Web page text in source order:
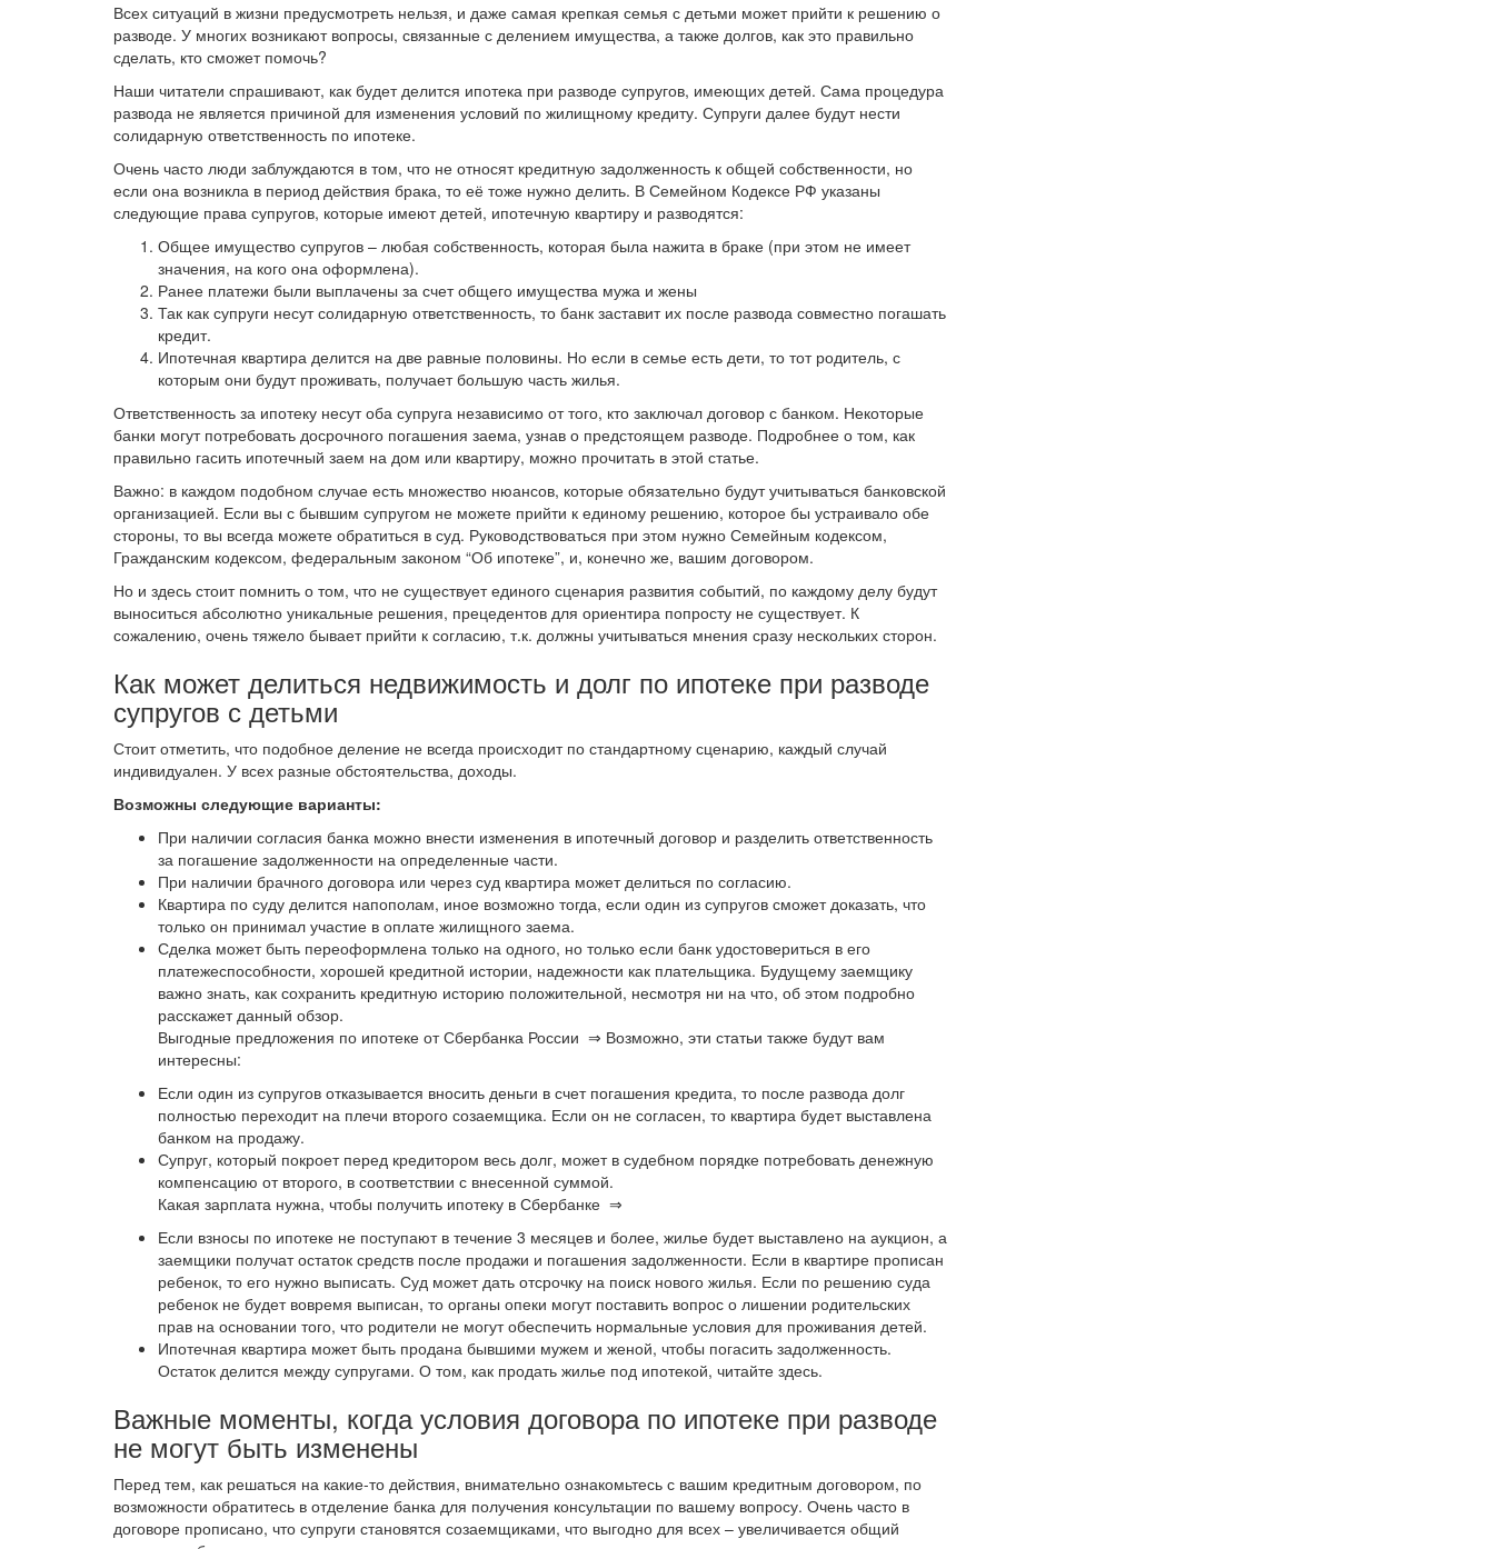
Всех ситуаций в жизни предусмотреть нельзя, и даже самая крепкая семья с детьми может прийти к решению о
разводе. У многих возникают вопросы, связанные с делением имущества, а также долгов, как это правильно
сделать, кто сможет помочь?
Наши читатели спрашивают, как будет делится ипотека при разводе супругов, имеющих детей. Сама процедура
развода не является причиной для изменения условий по жилищному кредиту. Супруги далее будут нести
солидарную ответственность по ипотеке.
Очень часто люди заблуждаются в том, что не относят кредитную задолженность к общей собственности, но
если она возникла в период действия брака, то её тоже нужно делить. В Семейном Кодексе РФ указаны
следующие права супругов, которые имеют детей, ипотечную квартиру и разводятся:
Общее имущество супругов – любая собственность, которая была нажита в браке (при этом не имеет
значения, на кого она оформлена).
Ранее платежи были выплачены за счет общего имущества мужа и жены
Так как супруги несут солидарную ответственность, то банк заставит их после развода совместно погашать
кредит.
Ипотечная квартира делится на две равные половины. Но если в семье есть дети, то тот родитель, с
которым они будут проживать, получает большую часть жилья.
Ответственность за ипотеку несут оба супруга независимо от того, кто заключал договор с банком. Некоторые
банки могут потребовать досрочного погашения заема, узнав о предстоящем разводе. Подробнее о том, как
правильно гасить ипотечный заем на дом или квартиру, можно прочитать в этой статье.
Важно: в каждом подобном случае есть множество нюансов, которые обязательно будут учитываться банковской
организацией. Если вы с бывшим супругом не можете прийти к единому решению, которое бы устраивало обе
стороны, то вы всегда можете обратиться в суд. Руководствоваться при этом нужно Семейным кодексом,
Гражданским кодексом, федеральным законом “Об ипотеке”, и, конечно же, вашим договором.
Но и здесь стоит помнить о том, что не существует единого сценария развития событий, по каждому делу будут
выноситься абсолютно уникальные решения, прецедентов для ориентира попросту не существует. К
сожалению, очень тяжело бывает прийти к согласию, т.к. должны учитываться мнения сразу нескольких сторон.
Как может делиться недвижимость и долг по ипотеке при разводе
супругов с детьми
Стоит отметить, что подобное деление не всегда происходит по стандартному сценарию, каждый случай
индивидуален. У всех разные обстоятельства, доходы.
Возможны следующие варианты:
При наличии согласия банка можно внести изменения в ипотечный договор и разделить ответственность
за погашение задолженности на определенные части.
При наличии брачного договора или через суд квартира может делиться по согласию.
Квартира по суду делится напополам, иное возможно тогда, если один из супругов сможет доказать, что
только он принимал участие в оплате жилищного заема.
Сделка может быть переоформлена только на одного, но только если банк удостовериться в его
платежеспособности, хорошей кредитной истории, надежности как плательщика. Будущему заемщику
важно знать, как сохранить кредитную историю положительной, несмотря ни на что, об этом подробно
расскажет данный обзор.
Выгодные предложения по ипотеке от Сбербанка России ⇒ Возможно, эти статьи также будут вам
интересны:
Если один из супругов отказывается вносить деньги в счет погашения кредита, то после развода долг
полностью переходит на плечи второго созаемщика. Если он не согласен, то квартира будет выставлена
банком на продажу.
Супруг, который покроет перед кредитором весь долг, может в судебном порядке потребовать денежную
компенсацию от второго, в соответствии с внесенной суммой.
Какая зарплата нужна, чтобы получить ипотеку в Сбербанке ⇒
Если взносы по ипотеке не поступают в течение 3 месяцев и более, жилье будет выставлено на аукцион, а
заемщики получат остаток средств после продажи и погашения задолженности. Если в квартире прописан
ребенок, то его нужно выписать. Суд может дать отсрочку на поиск нового жилья. Если по решению суда
ребенок не будет вовремя выписан, то органы опеки могут поставить вопрос о лишении родительских
прав на основании того, что родители не могут обеспечить нормальные условия для проживания детей.
Ипотечная квартира может быть продана бывшими мужем и женой, чтобы погасить задолженность.
Остаток делится между супругами. О том, как продать жилье под ипотекой, читайте здесь.
Важные моменты, когда условия договора по ипотеке при разводе
не могут быть изменены
Перед тем, как решаться на какие-то действия, внимательно ознакомьтесь с вашим кредитным договором, по
возможности обратитесь в отделение банка для получения консультации по вашему вопросу. Очень часто в
договоре прописано, что супруги становятся созаемщиками, что выгодно для всех – увеличивается общий